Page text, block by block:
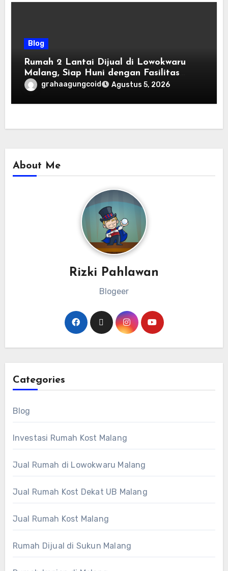
Blog
Rumah 2 Lantai Dijual di Lowokwaru
Malang, Siap Huni dengan Fasilitas
Premium | Graha Agung by Tomoland
grahaagungcoid Agustus 5, 2026
About Me
Rizki Pahlawan
Blogeer
Categories
Blog
Investasi Rumah Kost Malang
Jual Rumah di Lowokwaru Malang
Jual Rumah Kost Dekat UB Malang
Jual Rumah Kost Malang
Rumah Dijual di Sukun Malang